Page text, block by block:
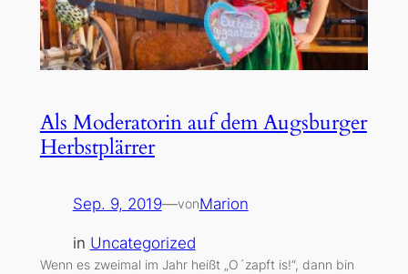
Als Moderatorin auf dem Augsburger
Herbstplärrer
Sep. 9, 2019—vonMarion
in Uncategorized
Wenn es zweimal im Jahr heißt „O´zapft is!“, dann bin